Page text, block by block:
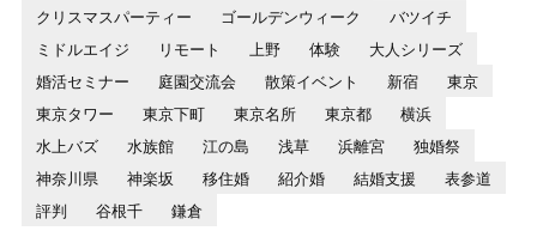
クリスマスパーティー
ゴールデンウィーク
バツイチ
ミドルエイジ
リモート 上野 体験
大人シリーズ
婚活セミナー
庭園交流会 散策イベント 新宿
東京
東京タワー
東京下町 東京名所 東京都
横浜
水上バズ
水族館 江の島 浅草 浜離宮
独婚祭
神奈川県
神楽坂 移住婚 紹介婚 結婚支援
表参道
評判
谷根千 鎌倉